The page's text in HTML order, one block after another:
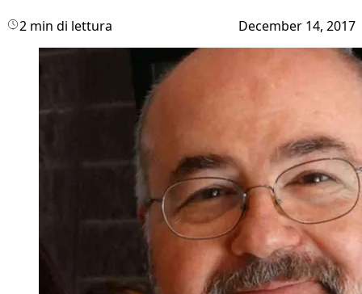
2 min di lettura December 14, 2017